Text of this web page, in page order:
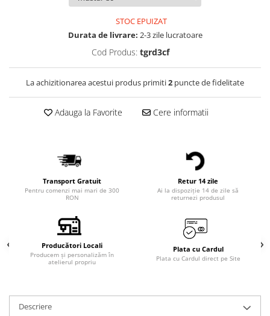
STOC EPUIZAT
Durata de livrare: 2-3 zile lucratoare
Cod Produs: tgrd3cf
La achizitionarea acestui produs primiti2 puncte de fidelitate
Adauga la Favorite Cere informatii
Transport Gratuit
Pentru comenzi mai mari de 300
RON
Retur 14 zile
Ai la dispoziție 14 de zile să
returnezi produsul
Producători Locali
Producem și personalizăm în
atelierul propriu
Plata cu Cardul
Plata cu Cardul direct pe Site
Descriere